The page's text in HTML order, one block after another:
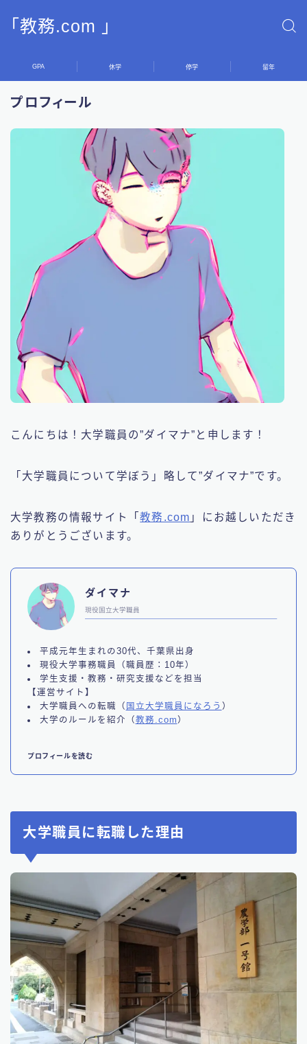
「教務.com 」
GPA 休学 停学 留年
プロフィール
こんにちは！大学職員の”ダイマナ”と申します！
「大学職員について学ぼう」略して”ダイマナ”です。
大学教務の情報サイト「教務.com 」にお越しいただき
ありがとうございます。
ダイマナ
現役国立大学職員
平成元年生まれの30代、千葉県出身
現役大学事務職員（職員歴：10年）
学生支援・教務・研究支援などを担当
【運営サイト】
大学職員への転職（ 国立大学職員になろう ）
大学のルールを紹介（教務.com ）
プロフィールを読む
大学職員に転職した理由